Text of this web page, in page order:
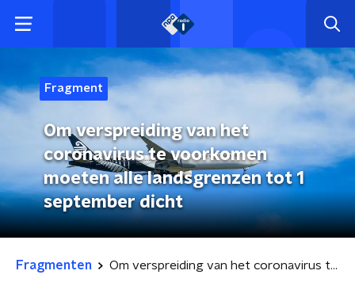
Fragment
Om verspreiding van het
coronavirus te voorkomen
moeten alle landsgrenzen tot 1
september dicht
Fragmenten Om verspreiding van het coronavirus te voorkomen moeten alle landsgrenzen tot 1 september dicht